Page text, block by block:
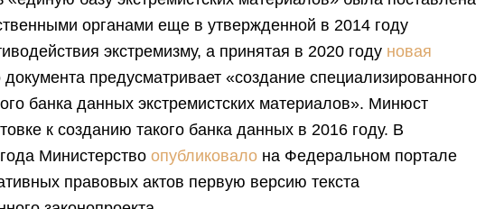
органами еще в утвержденной в 2014 году
экстремизму, а принятая в 2020 году новая
документа предусматривает «создание специализированного
банка данных экстремистских материалов». Минюст
к созданию такого банка данных в 2016 году. В
Министерствоопубликовало на Федеральном портале
правовых актов первую версию текста